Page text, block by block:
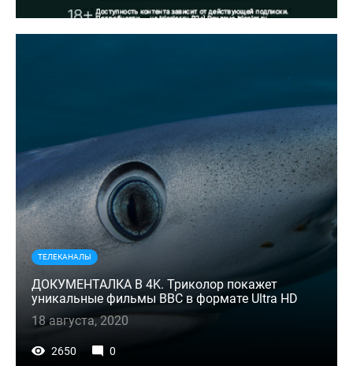
ТЕЛЕКАНАЛЫ
ДОКУМЕНТАЛКА В 4K. Триколор покажет
уникальные фильмы BBC в формате Ultra HD
18 августа, 2020
2650 0